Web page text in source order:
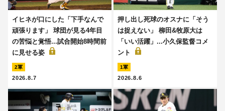
イヒネが口にした「下手なんで
頑張ります」 球団が見る4年目
の苦悩と覚悟...試合開始8時間前
に見せる姿
2軍
2026.8.7
押し出し死球のオスナに「そう
は捉えない」 柳田&牧原大は
「いい活躍」...小久保監督コメ
ント
1軍
2026.8.6